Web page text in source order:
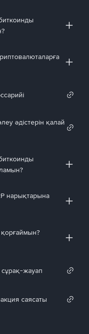
әдістерін қалай
нарықтарына
жауап
саясаты